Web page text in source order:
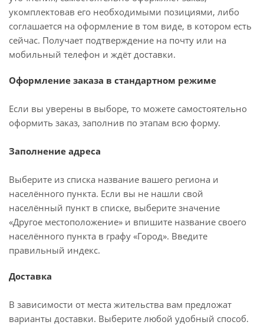
укомплектовав его необходимыми позициями, либо
соглашается на оформление в том виде, в котором есть
сейчас. Получает подтверждение на почту или на
мобильный телефон и ждёт доставки.
Оформление заказа в стандартном режиме
Если вы уверены в выборе, то можете самостоятельно
оформить заказ, заполнив по этапам всю форму.
Заполнение адреса
Выберите из списка название вашего региона и
населённого пункта. Если вы не нашли свой
населённый пункт в списке, выберите значение
«Другое местоположение» и впишите название своего
населённого пункта в графу «Город». Введите
правильный индекс.
Доставка
В зависимости от места жительства вам предложат
варианты доставки. Выберите любой удобный способ.